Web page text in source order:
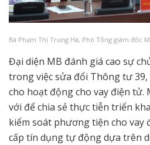
Bà Phạm Thị Trung Hà, Phó Tổng giám đốc
Đại diện MB đánh giá cao sự
trong việc sửa đổi Thông tư
cho hoạt động cho vay điện tử.
với để chia sẻ thực tiễn triển
kiểm soát phương tiện cho vay
cấp tín dụng tự động dựa trên